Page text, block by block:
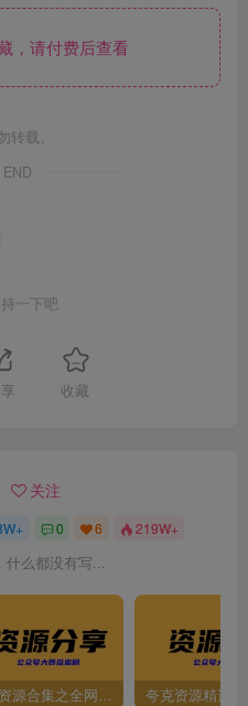
，请付费后查看
载。
一下吧
收藏
关注
0 6 219W+
什么都没有写...
夸克资源合集之全网影视 夸克资源精选